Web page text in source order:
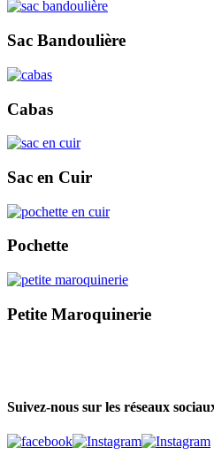
Sac Bandoulière
Cabas
Sac en Cuir
Pochette
Petite Maroquinerie
Suivez-nous sur les réseaux